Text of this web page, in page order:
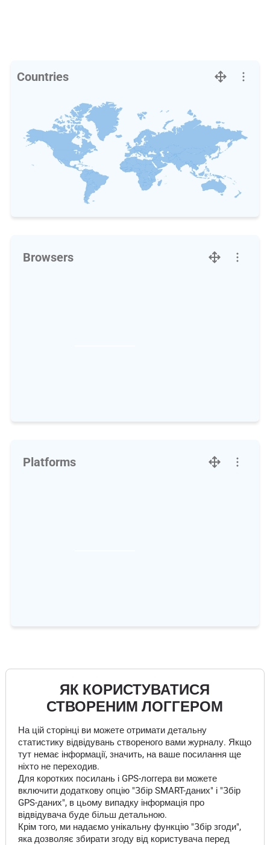
Countries
Browsers
Platforms
ЯК КОРИСТУВАТИСЯ
СТВОРЕНИМ ЛОГГЕРОМ
На цій сторінці ви можете отримати детальну
статистику відвідувань створеного вами журналу. Якщо
тут немає інформації, значить, на ваше посилання ще
ніхто не переходив.
Для коротких посилань і GPS-логгера ви можете
включити додаткову опцію "Збір SMART-даних" і "Збір
GPS-даних", в цьому випадку інформація про
відвідувача буде більш детальною.
Крім того, ми надаємо унікальну функцію "Збір згоди",
яка дозволяє збирати згоду від користувача перед